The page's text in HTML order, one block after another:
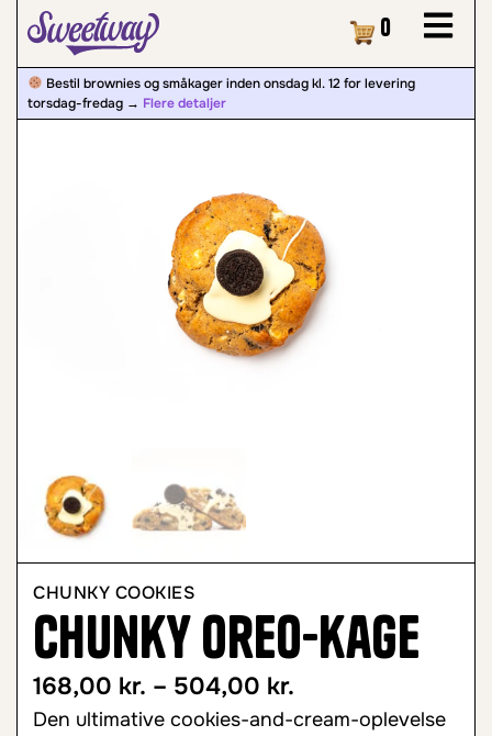
Kurv
0
Bestil brownies og småkager inden onsdag kl. 12 for levering
torsdag-fredag ​​→ Flere detaljer
CHUNKY COOKIES
Chunky Oreo-kage
168,00 kr. – 504,00 kr.
Den ultimative cookies-and-cream-oplevelse